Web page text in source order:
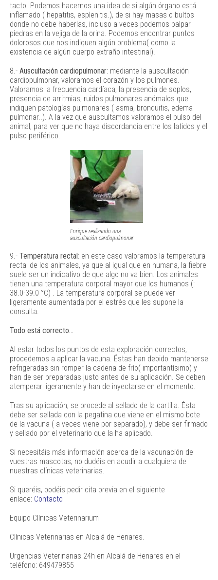
tacto. Podemos hacernos una idea de si algún órgano está
inflamado ( hepatitis, esplenitis.), de si hay masas o bultos
donde no debe haberlas, incluso a veces podemos palpar
piedras en la vejiga de la orina. Podemos encontrar puntos
dolorosos que nos indiquen algún problema( como la
existencia de algún cuerpo extraño intestinal).
8.- Auscultación cardiopulmonar: mediante la auscultación
cardiopulmonar, valoramos el corazón y los pulmones.
Valoramos la frecuencia cardíaca, la presencia de soplos,
presencia de arritmias, ruidos pulmonares anómalos que
indiquen patologías pulmonares ( asma, bronquitis, edema
pulmonar..). A la vez que auscultamos valoramos el pulso del
animal, para ver que no haya discordancia entre los latidos y el
pulso periférico.
Enrique realizando una
auscultación cardiopulmonar
9.- Temperatura rectal: en este caso valoramos la temperatura
rectal de los animales, ya que al igual que en humana, la fiebre
suele ser un indicativo de que algo no va bien. Los animales
tienen una temperatura corporal mayor que los humanos (:
38.0-39.0 °C) . La temperatura corporal se puede ver
ligeramente aumentada por el estrés que les supone la
consulta.
Todo está correcto…
Al estar todos los puntos de esta exploración correctos,
procedemos a aplicar la vacuna. Éstas han debido mantenerse
refrigeradas sin romper la cadena de frío( importantísimo) y
han de ser preparadas justo antes de su aplicación. Se deben
atemperar ligeramente y han de inyectarse en el momento.
Tras su aplicación, se procede al sellado de la cartilla. Ésta
debe ser sellada con la pegatina que viene en el mismo bote
de la vacuna ( a veces viene por separado), y debe ser firmado
y sellado por el veterinario que la ha aplicado.
Si necesitáis más información acerca de la vacunación de
vuestras mascotas, no dudéis en acudir a cualquiera de
nuestras clínicas veterinarias.
Si queréis, podéis pedir cita previa en el siguiente
enlace: Contacto
Equipo Clínicas Veterinarium
Clínicas Veterinarias en Alcalá de Henares.
Urgencias Veterinarias 24h en Alcalá de Henares en el
teléfono: 649479855